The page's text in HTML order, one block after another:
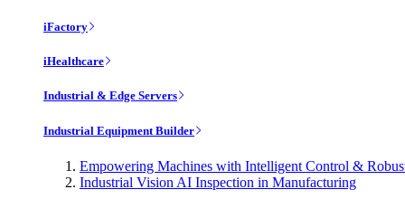
iFactory
iHealthcare
Industrial & Edge Servers
Industrial Equipment Builder
Empowering Machines with Intelligent Control &
Industrial Vision AI Inspection in Manufacturing